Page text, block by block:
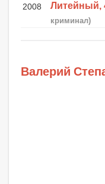
2008 Литейный,
криминал)
Валерий